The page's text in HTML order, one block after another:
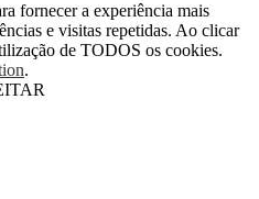
fornecer a experiência mais
e visitas repetidas. Ao clicar
de TODOS os cookies.
.